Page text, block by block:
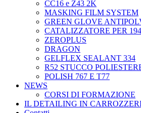
CC16 e Z43 2K
MASKING FILM SYSTEM
GREEN GLOVE
CATALIZZATORE PER
ZEROPLUS
DRAGON
GELFLEX SEALANT 334
R52 STUCCO
POLISH 767 E T77
NEWS
CORSI DI FORMAZIONE
IL DETAILING IN